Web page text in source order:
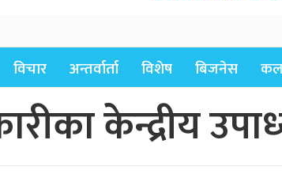
विचार अन्तर्वार्ता विशेष बिजनेस
केन्द्रीय